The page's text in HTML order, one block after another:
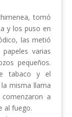
tomó
y los puso en
las metió
varias
pequeños.
tabaco y el
misma llama
a
al fuego.